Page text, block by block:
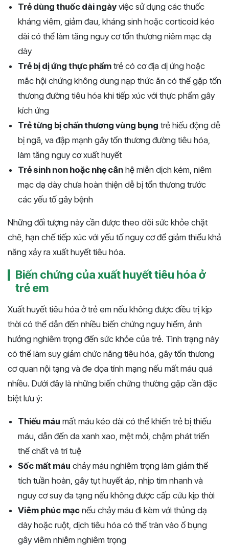
Trẻ dùng thuốc dài ngày việc sử dụng các thuốc
kháng viêm, giảm đau, kháng sinh hoặc corticoid kéo
dài có thể làm tăng nguy cơ tổn thương niêm mạc dạ
dày
Trẻ bị dị ứng thực phẩm trẻ có cơ địa dị ứng hoặc
mắc hội chứng không dung nạp thức ăn có thể gặp tổn
thương đường tiêu hóa khi tiếp xúc với thực phẩm gây
kích ứng
Trẻ từng bị chấn thương vùng bụng trẻ hiếu động dễ
bị ngã, va đập mạnh gây tổn thương đường tiêu hóa,
làm tăng nguy cơ xuất huyết
Trẻ sinh non hoặc nhẹ cân hệ miễn dịch kém, niêm
mạc dạ dày chưa hoàn thiện dễ bị tổn thương trước
các yếu tố gây bệnh
Những đối tượng này cần được theo dõi sức khỏe chặt
chẽ, hạn chế tiếp xúc với yếu tố nguy cơ để giảm thiểu khả
năng xảy ra xuất huyết tiêu hóa.
Biến chứng của xuất huyết tiêu hóa ở
trẻ em
Xuất huyết tiêu hóa ở trẻ em nếu không được điều trị kịp
thời có thể dẫn đến nhiều biến chứng nguy hiểm, ảnh
hưởng nghiêm trọng đến sức khỏe của trẻ. Tình trạng này
có thể làm suy giảm chức năng tiêu hóa, gây tổn thương
cơ quan nội tạng và đe dọa tính mạng nếu mất máu quá
nhiều. Dưới đây là những biến chứng thường gặp cần đặc
biệt lưu ý:
Thiếu máu mất máu kéo dài có thể khiến trẻ bị thiếu
máu, dẫn đến da xanh xao, mệt mỏi, chậm phát triển
thể chất và trí tuệ
Sốc mất máu chảy máu nghiêm trọng làm giảm thể
tích tuần hoàn, gây tụt huyết áp, nhịp tim nhanh và
nguy cơ suy đa tạng nếu không được cấp cứu kịp thời
Viêm phúc mạc nếu chảy máu đi kèm với thủng dạ
dày hoặc ruột, dịch tiêu hóa có thể tràn vào ổ bụng
gây viêm nhiễm nghiêm trọng